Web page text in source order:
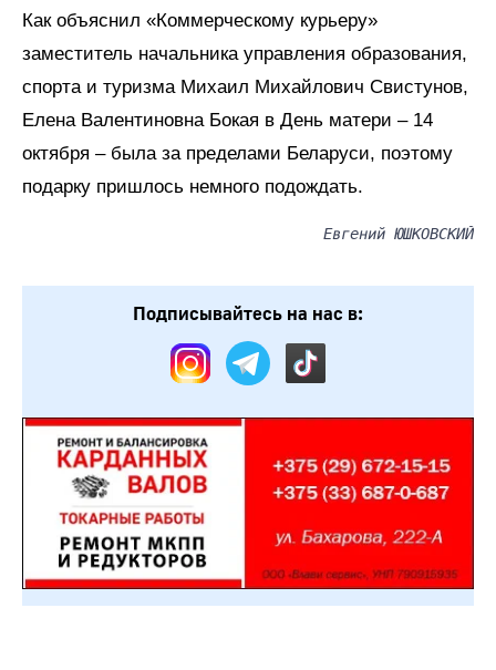
Как объяснил «Коммерческому курьеру»
заместитель начальника управления образования,
спорта и туризма Михаил Михайлович Свистунов,
Елена Валентиновна Бокая в День матери – 14
октября – была за пределами Беларуси, поэтому
подарку пришлось немного подождать.
Евгений ЮШКОВСКИЙ
Подписывайтесь на нас в: